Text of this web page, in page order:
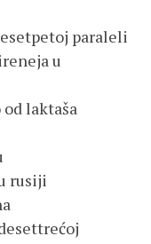
paraleli
u
laktaša
rusiji